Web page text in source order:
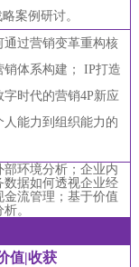
案例研讨。
通过营销变革重构核
体系构建；
IP打造
时代的营销4P新应
人能力到组织能力的
部环境分析；企业内
数据如何透视企业经
流管理；基于价值
。
值|收获